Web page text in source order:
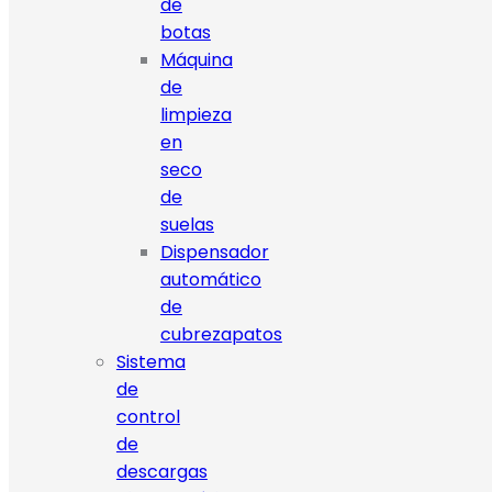
de
botas
Máquina
de
limpieza
en
seco
de
suelas
Dispensador
automático
de
cubrezapatos
Sistema
de
control
de
descargas